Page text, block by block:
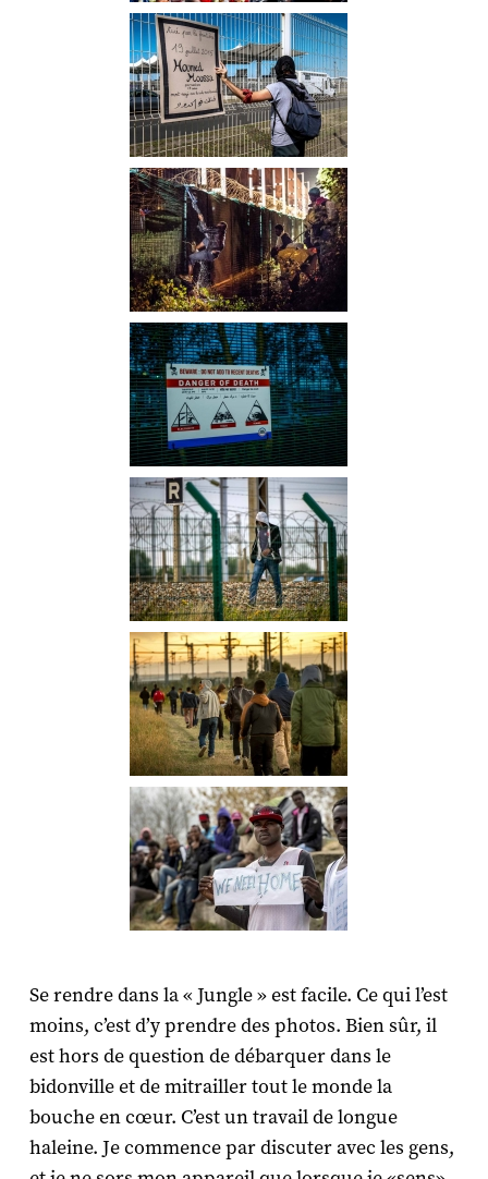
Se rendre dans la « Jungle » est facile. Ce qui l’est
moins, c’est d’y prendre des photos. Bien sûr, il
est hors de question de débarquer dans le
bidonville et de mitrailler tout le monde la
bouche en cœur. C’est un travail de longue
haleine. Je commence par discuter avec les gens,